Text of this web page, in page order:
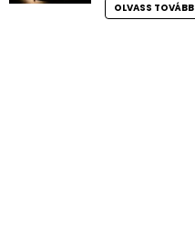
OLVASS TOVÁBB